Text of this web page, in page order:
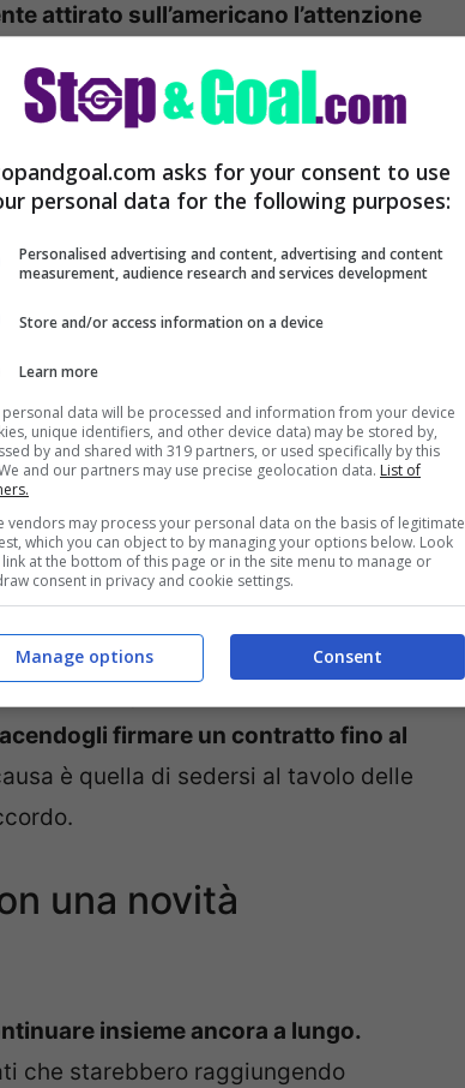
attirato sull’americano l’attenzione
potrebbero anche fare un tentativo.
di privarsene, ed è per
seriamente cominciando a
a Pulisic, blindandolo così una volta
trovato la sua dimensione, ed è per
continuare con il Milan
. Scrive poi
firmare un contratto fino al
è quella di sedersi al tavolo delle
una novità
insieme ancora a lungo.
che starebbero raggiungendo
asks for your consent to use
personal data for the following purposes:
Personalised advertising and content, advertising and content
measurement, audience research and services development
Store and/or access information on a device
Learn more
data will be processed and information from your device
unique identifiers, and other device data) may be stored by,
by and shared with 319 partners, or used specifically by this
and our partners may use precise geolocation data. List of
vendors may process your personal data on the basis of legitimate
which you can object to by managing your options below. Look
at the bottom of this page or in the site menu to manage or
consent in privacy and cookie settings.
Consent
Manage options